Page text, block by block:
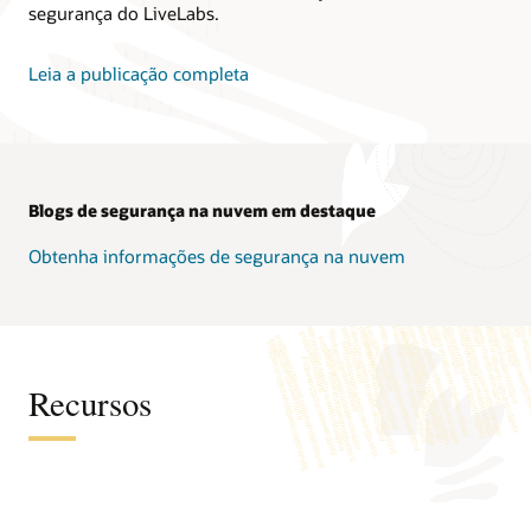
segurança do LiveLabs.
Leia a publicação completa
Blogs de segurança na nuvem em destaque
Obtenha informações de segurança na nuvem
Recursos